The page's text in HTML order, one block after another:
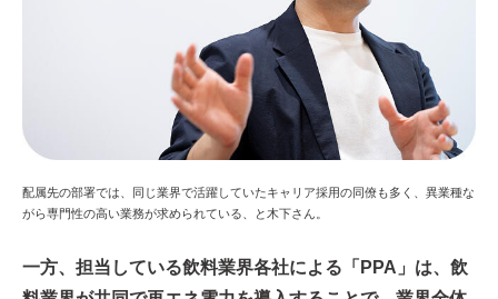
配属先の部署では、同じ業界で活躍していたキャリア採用の同僚も多く、異業種な
がら専門性の高い業務が求められている、と木下さん。
一方、担当している飲料業界各社による「PPA」は、飲